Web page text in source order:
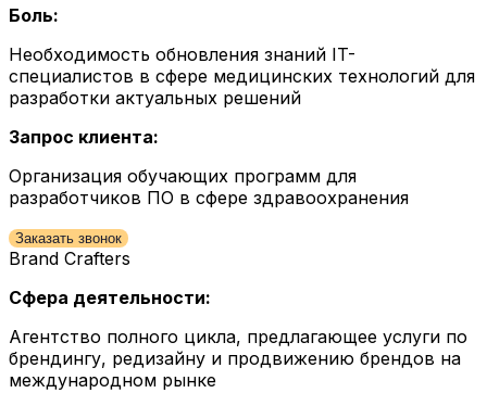
Боль:
Необходимость обновления знаний IT-
специалистов в сфере медицинских технологий для
разработки актуальных решений
Запрос клиента:
Организация обучающих программ для
разработчиков ПО в сфере здравоохранения
Заказать звонок
Brand Crafters
Сфера деятельности:
Агентство полного цикла, предлагающее услуги по
брендингу, редизайну и продвижению брендов на
международном рынке